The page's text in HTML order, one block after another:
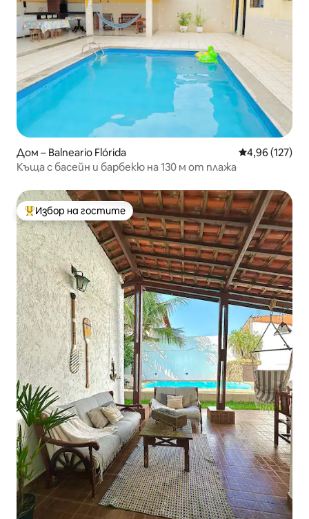
Дом – Balneario Flórida Средна
4,96 (127)
Къща с басейн и барбекю на 130 м от плажа
Най-популярен избор на гостите
Избор на гостите